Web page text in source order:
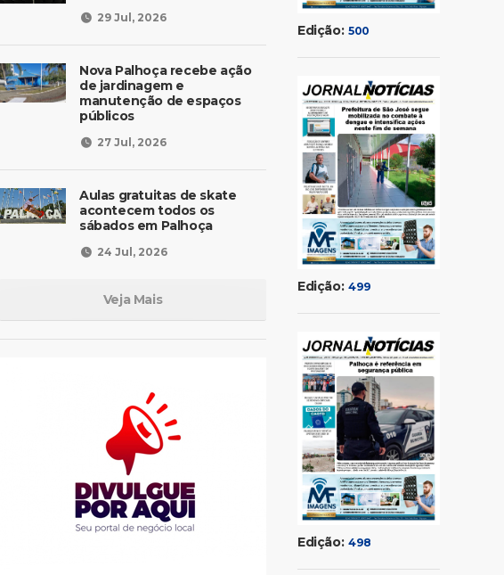
29 Jul, 2026
Nova Palhoça recebe ação
de jardinagem e
manutenção de espaços
públicos
27 Jul, 2026
Aulas gratuitas de skate
acontecem todos os
sábados em Palhoça
24 Jul, 2026
Veja Mais
Edição: 500
Edição: 499
Edição: 498